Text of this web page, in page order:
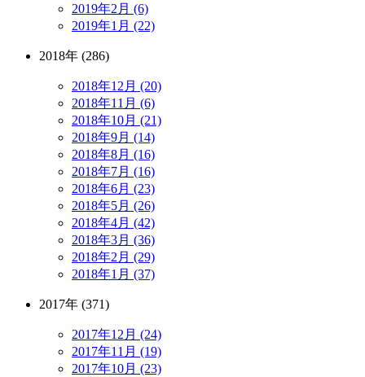
2019年2月 (6)
2019年1月 (22)
2018年 (286)
2018年12月 (20)
2018年11月 (6)
2018年10月 (21)
2018年9月 (14)
2018年8月 (16)
2018年7月 (16)
2018年6月 (23)
2018年5月 (26)
2018年4月 (42)
2018年3月 (36)
2018年2月 (29)
2018年1月 (37)
2017年 (371)
2017年12月 (24)
2017年11月 (19)
2017年10月 (23)